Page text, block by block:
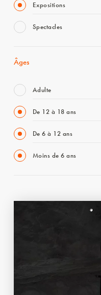
Expositions
Spectacles
Âges
Adulte
De 12 à 18 ans
De 6 à 12 ans
Moins de 6 ans